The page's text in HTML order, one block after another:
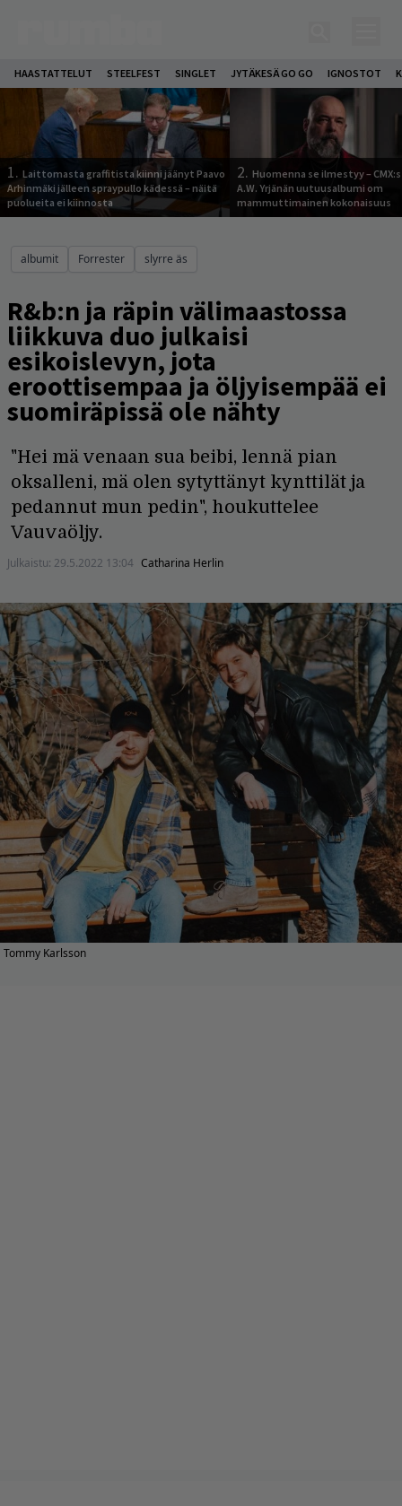
HAASTATTELUT STEELFEST SINGLET JYTÄKESÄ GO GO IGNOSTOT
1. Laittomasta graffitista kiinni jäänyt Paavo
Arhinmäki jälleen spraypullo kädessä – näitä
puolueita ei kiinnosta
2. Huomenna se ilmestyy –
A.W. Yrjänän uutuusalbumi om
mammuttimainen kokonaisuus
albumit Forrester slyrre äs
R&b:n ja räpin välimaastossa
liikkuva duo julkaisi
esikoislevyn, jota
eroottisempaa ja öljyisempää ei
suomiräpissä ole nähty
"Hei mä venaan sua beibi, lennä pian
oksalleni, mä olen sytyttänyt kynttilät ja
pedannut mun pedin", houkuttelee
Vauvaöljy.
Julkaistu: 29.5.2022 13:04 Catharina Herlin
Tommy Karlsson